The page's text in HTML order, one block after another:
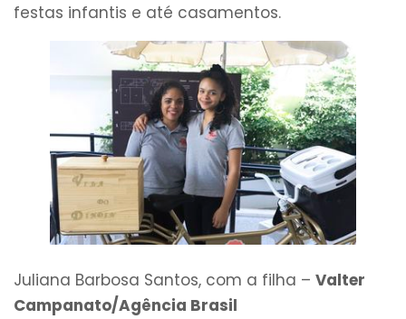
festas infantis e até casamentos.
Juliana Barbosa Santos, com a filha – Valter
Campanato/Agência Brasil